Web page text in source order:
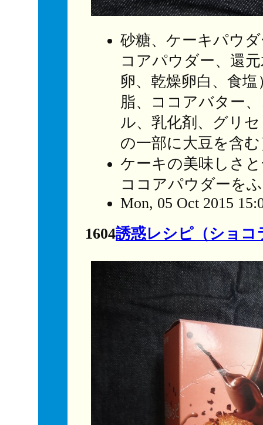
砂糖、ケーキパウ
コアパウダー、還
卵、乾燥卵白、食
脂、ココアバター
ル、乳化剤、グリ
の一部に大豆を含
ケーキの美味しさ
ココアパウダーを
Mon, 05 Oct 2015
1604誘惑レシピ（ショコ